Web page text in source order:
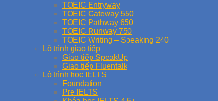
TOEIC Entryway
TOEIC Gateway 550
TOEIC Pathway 650
TOEIC Runway 750
TOEIC Writing – Speaking 240
Lộ trình giao tiếp
Giao tiếp SpeakUp
Giao tiếp Fluentalk
Lộ trình học IELTS
Foundation
Pre IELTS